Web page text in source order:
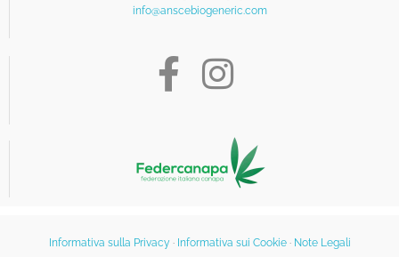
info@anscebiogeneric.com
Informativa sulla Privacy · Informativa sui Cookie· Note Legali